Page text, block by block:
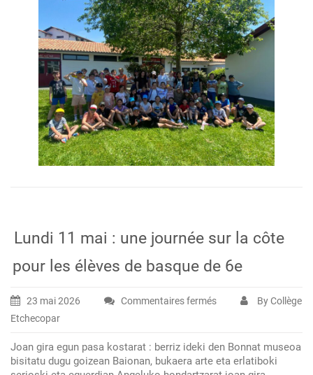
Lundi 11 mai : une journée sur la côte
pour les élèves de basque de 6e
23 mai 2026 Commentaires ferméssur
mai
By Collège
Etchecopar
Joan gira egun pasa kostarat : berriz ideki den Bonnat museoa
bisitatu dugu goizean Baionan, bukaera arte eta erlatiboki